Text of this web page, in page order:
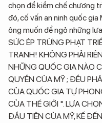
chọn để kiềm chế chương
đó, cố vấn an ninh quốc
ông muốn để ngỏ những
SỨC ÉP TRỪNG PHẠT
TRANH! KHÔNG PHẢI
NHỮNG QUỐC GIA NÀO
QUYỀN CỦA MỸ ; ĐỀU
CỦA QUỐC GIA TỰ
CỦA THẾ GIỚI ". LỰA
ĐẦU TIÊN CỦA MỸ, KẾ